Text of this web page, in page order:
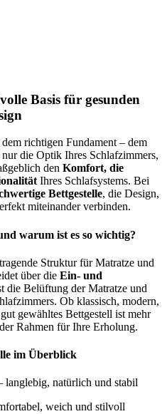
Basis für gesunden
richtigen Fundament – dem
die Optik Ihres Schlafzimmers,
den Komfort, die
Ihres Schlafsystems. Bei
Bettgestelle, die Design,
miteinander verbinden.
warum ist es so wichtig?
Struktur für Matratze und
über die Ein- und
die Belüftung der Matratze und
Ob klassisch, modern,
gewähltes Bettgestell ist mehr
Rahmen für Ihre Erholung.
im Überblick
langlebig, natürlich und stabil
weich und stilvoll